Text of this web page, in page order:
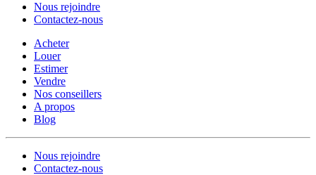
Nous rejoindre
Contactez-nous
Acheter
Louer
Estimer
Vendre
Nos conseillers
A propos
Blog
Nous rejoindre
Contactez-nous